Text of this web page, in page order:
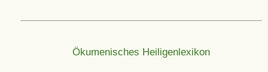
Ökumenisches Heiligenlexikon